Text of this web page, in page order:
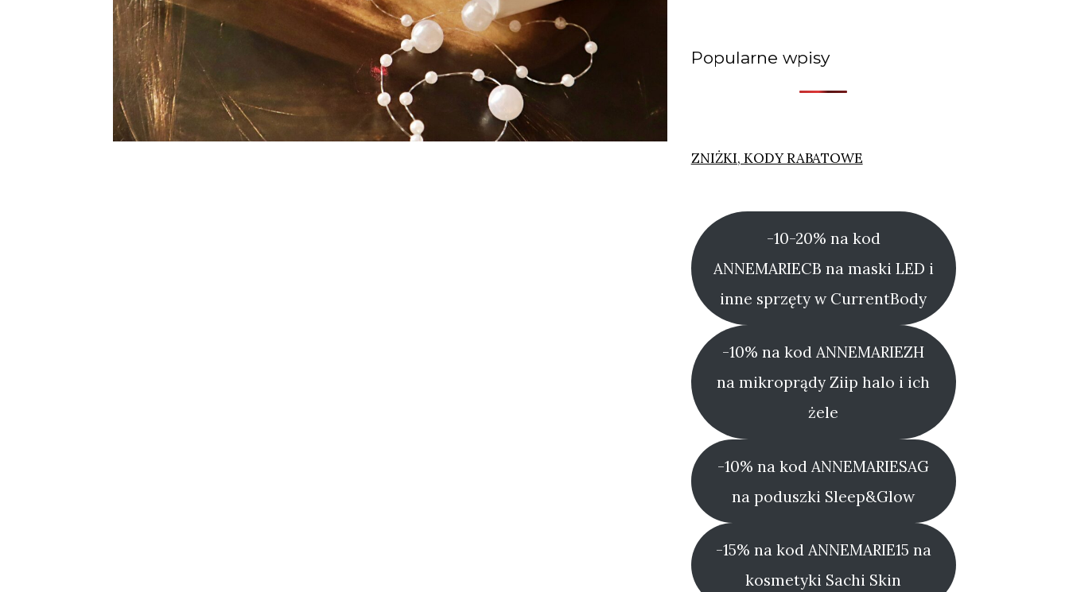
Popularne wpisy
ZNIŻKI, KODY RABATOWE
-10-20% na kod
ANNEMARIECB na maski LED i
inne sprzęty w CurrentBody
-10% na kod ANNEMARIEZH
na mikroprądy Ziip halo i ich
żele
-10% na kod ANNEMARIESAG
na poduszki Sleep&Glow
-15% na kod ANNEMARIE15 na
kosmetyki Sachi Skin